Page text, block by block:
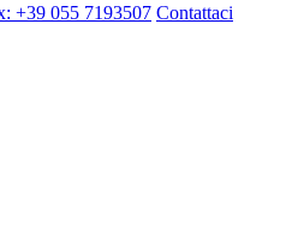
+39 055 7193507 Contattaci